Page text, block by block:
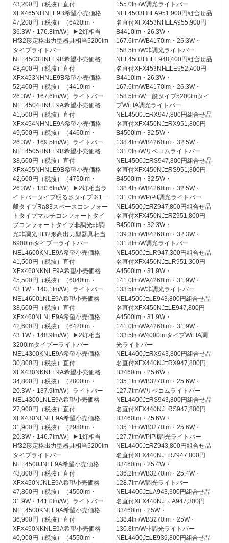
43,200円（税抜）直付
XFX465NHNLE9B希望小売価格
47,200円（税抜）（6420lm・
36.3W・176.8lm/W）▶2灯相当
Hf32形定格出力型器具相当5200lm
タイプライトバー
NEL4503HNLE9B希望小売価格
48,400円（税抜）直付
XFX453NHNLE9B希望小売価格
52,400円（税抜）（4410lm・
26.3W・167.6lm/W）ライトバー
NEL4504HNLE9A希望小売価格
41,500円（税抜）直付
XFX454NHNLE9A希望小売価格
45,500円（税抜）（4460lm・
26.3W・169.5lm/W）ライトバー
NEL4505HNLE9B希望小売価格
38,600円（税抜）直付
XFX455NHNLE9B希望小売価格
42,600円（税抜）（4750lm・
26.3W・180.6lm/W）▶2灯相当ラ
イトバータイプ明るさタイプ※1一
般タイプRa83スペースコンフォー
トタイプマルチコンフォートタイ
プコンフォートタイプ非調光非調
光非調光Hf32形高出力型器具相当
6900lmタイプーライトバー
NEL4600KNLE9A希望小売価格
41,500円（税抜）直付
XFX460NKNLE9A希望小売価格
45,500円（税抜）（6040lm・
43.1W・140.1lm/W）ライトバー
NEL4600LNLE9A希望小売価格
38,600円（税抜）直付
XFX460NLNLE9A希望小売価格
42,600円（税抜）（6420lm・
43.1W・148.9lm/W）▶2灯相当
3200lmタイプーライトバー
NEL4300KNLE9A希望小売価格
30,800円（税抜）直付
XFX430NKNLE9A希望小売価格
34,800円（税抜）（2800lm・
20.3W・137.9lm/W）ライトバー
NEL4300LNLE9A希望小売価格
27,900円（税抜）直付
XFX430NLNLE9A希望小売価格
31,900円（税抜）（2980lm・
20.3W・146.7lm/W）▶1灯相当
Hf32形定格出力型器具相当5200lm
タイプライトバー
NEL4500JNLE9A希望小売価格
43,800円（税抜）直付
XFX450NJNLE9A希望小売価格
47,800円（税抜）（4500lm・
31.9W・141.0lm/W）ライトバー
NEL4500KNLE9A希望小売価格
36,900円（税抜）直付
XFX450NKNLE9A希望小売価格
40,900円（税抜）（4550lm・
155.0lm/W調光ライトバー
NEL4503H□LA951,900円組合せ品
名直付XFX453NH□LA955,900円
B4410lm・26.3W・
167.6lm/WB4170lm・26.3W・
158.5lm/W非調光ライトバー
NEL4503H□LE948,400円組合せ品
名直付XFX453NH□LE952,400円
B4410lm・26.3W・
167.6lm/WB4170lm・26.3W・
158.5lm/W一般タイプ5200lmタイ
プWiLIA調光ライトバー
NEL4500J□RX947,800円組合せ品
名直付XFX450NJ□RX951,800円
B4500lm・32.5W・
138.4lm/WB4260lm・32.5W・
131.0lm/Wリベコムライトバー
NEL4500J□RS947,800円組合せ品
名直付XFX450NJ□RS951,800円
B4500lm・32.5W・
138.4lm/WB4260lm・32.5W・
131.0lm/WPiPit調光ライトバー
NEL4500J□RZ947,800円組合せ品
名直付XFX450NJ□RZ951,800円
B4500lm・32.3W・
139.3lm/WB4260lm・32.3W・
131.8lm/W調光ライトバー
NEL4500J□LR947,300円組合せ品
名直付XFX450NJ□LR951,300円
A4500lm・31.9W・
141.0lm/WA4260lm・31.9W・
133.5lm/W非調光ライトバー
NEL4500J□LE943,800円組合せ品
名直付XFX450NJ□LE947,800円
A4500lm・31.9W・
141.0lm/WA4260lm・31.9W・
133.5lm/W4000lmタイプWiLIA調
光ライトバー
NEL4400J□RX943,800円組合せ品
名直付XFX440NJ□RX947,800円
B3460lm・25.6W・
135.1lm/WB3270lm・25.6W・
127.7lm/Wリベコムライトバー
NEL4400J□RS943,800円組合せ品
名直付XFX440NJ□RS947,800円
B3460lm・25.6W・
135.1lm/WB3270lm・25.6W・
127.7lm/WPiPit調光ライトバー
NEL4400J□RZ943,800円組合せ品
名直付XFX440NJ□RZ947,800円
B3460lm・25.4W・
136.2lm/WB3270lm・25.4W・
128.7lm/W調光ライトバー
NEL4400J□LA943,300円組合せ品
名直付XFX440NJ□LA947,300円
B3460lm・25W・
138.4lm/WB3270lm・25W・
130.8lm/W非調光ライトバー
NEL4400J□LE939,800円組合せ品